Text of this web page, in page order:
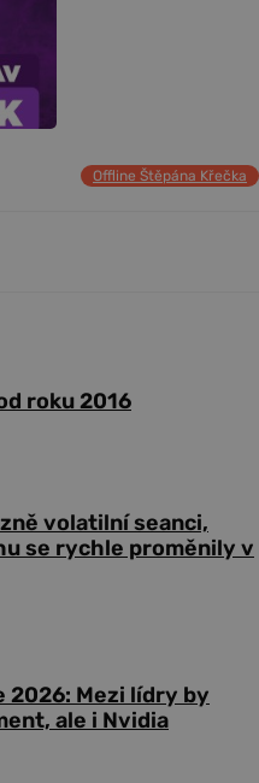
Offline Štěpána Křečka
roku 2016
volatilní seanci,
se rychle proměnily v
Mezi lídry by
ale i Nvidia